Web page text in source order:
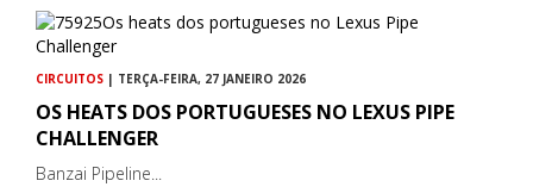
CIRCUITOS | TERÇA-FEIRA, 27 JANEIRO 2026
OS HEATS DOS PORTUGUESES NO LEXUS PIPE
CHALLENGER
Banzai Pipeline...